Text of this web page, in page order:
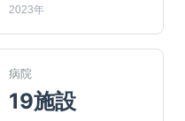
2023年
病院
19施設